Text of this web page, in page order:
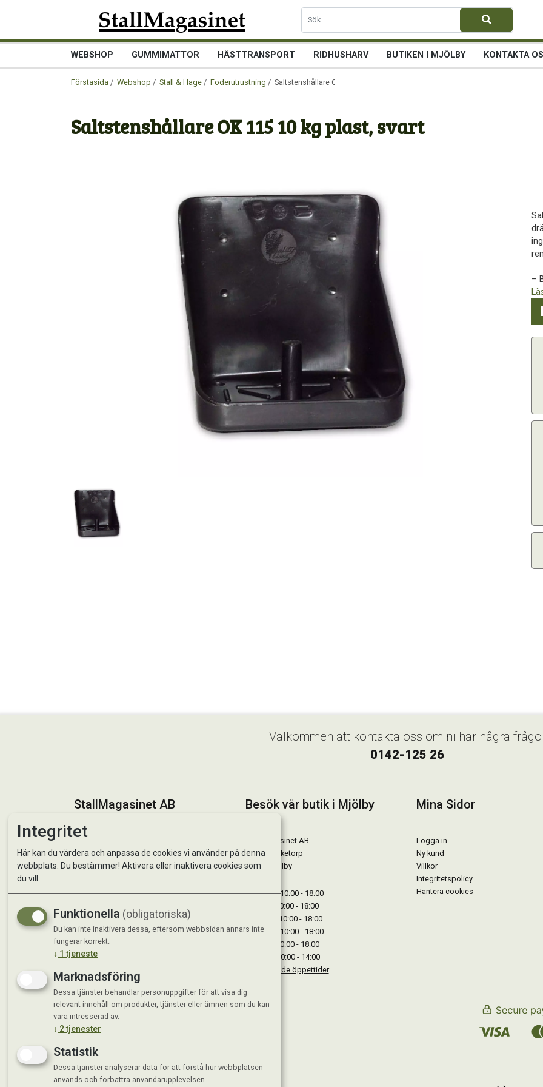
WEBSHOP GUMMIMATTOR HÄSTTRANSPORT RIDHUSHARV BUTIKEN I MJÖLBY KONTAKTA
Förstasida / Webshop / Stall & Hage / Foderutrustning / Saltstenshållare OK 115 10 kg plast, svart
Saltstenshållare OK 115 10 kg plast, svart
–
Välkommen att kontakta oss om ni har några
0142-125 26
StallMagasinet AB
Kontakta oss
Om oss
Besök vår butik i Mjölby
StallMagasinet AB
Västra Lärketorp
59595 Mjölby
Måndag : 10:00 - 18:00
Tisdag : 10:00 - 18:00
Onsdag : 10:00 - 18:00
Torsdag : 10:00 - 18:00
Fredag : 10:00 - 18:00
Lördag : 10:00 - 14:00
Se avvikande öppettider
Mina Sidor
Logga in
Ny kund
Villkor
Integritetspolicy
Hantera cookies
Integritet
Här kan du värdera och anpassa de cookies vi använder på denna
webbplats. Du bestämmer! Aktivera eller inaktivera cookies som
du vill.
Funktionella (obligatoriska)
Du kan inte inaktivera dessa, eftersom webbsidan annars inte
fungerar korrekt.
↓ 1 tjeneste
Marknadsföring
Dessa tjänster behandlar personuppgifter för att visa dig
relevant innehåll om produkter, tjänster eller ämnen som du kan
vara intresserad av.
↓ 2tjenester
Statistik
Dessa tjänster analyserar data för att förstå hur webbplatsen
används och förbättra användarupplevelsen.